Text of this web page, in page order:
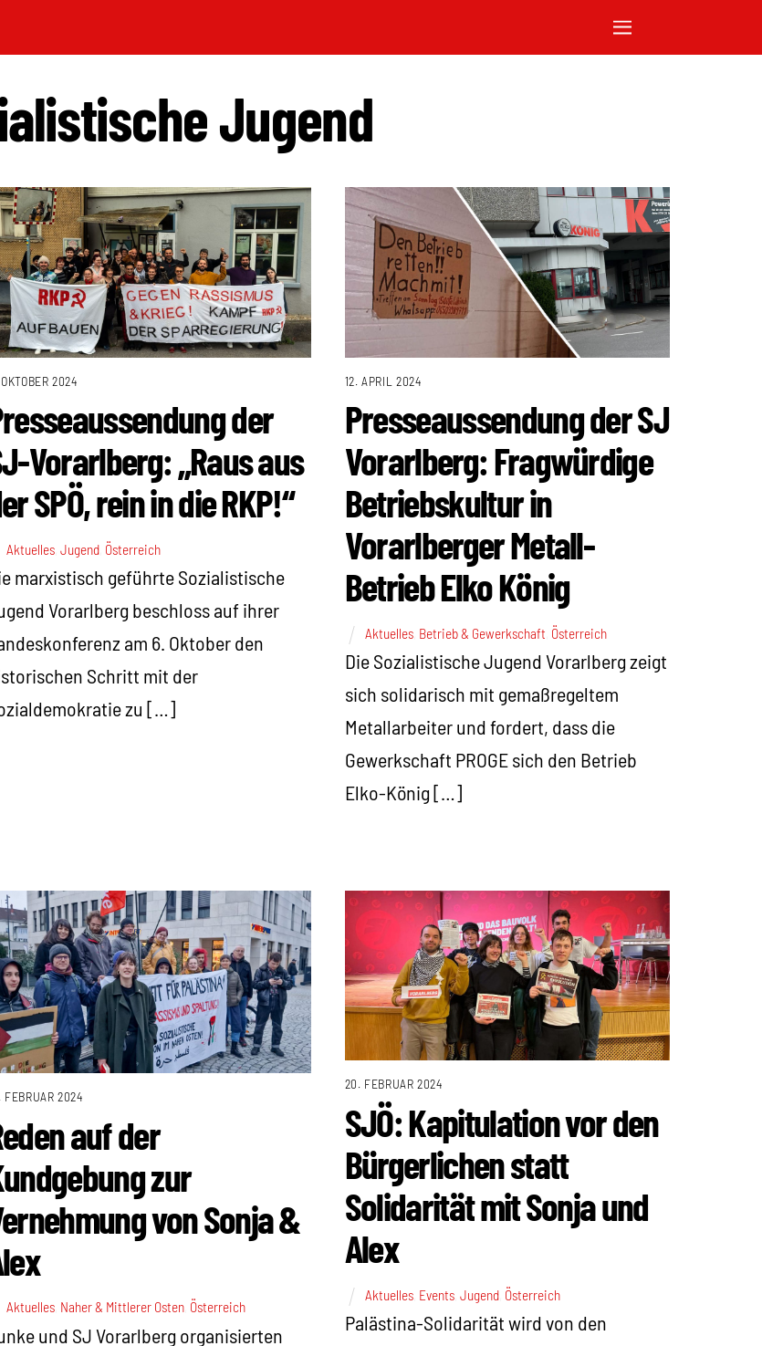
Jugend
OKTOBER 2024
der
Vorarlberg: „Raus aus
SPÖ, rein in die RKP!“
Aktuelles, Jugend, Österreich
marxistisch geführte Sozialistische
Vorarlberg beschloss auf ihrer
am 6. Oktober den
Schritt mit der
zu […]
12. APRIL 2024
Presseaussendung der SJ
Vorarlberg: Fragwürdige
Betriebskultur in
Vorarlberger Metall-
Betrieb Elko König
Aktuelles, Betrieb & Gewerkschaft Österreich
Die Sozialistische Jugend Vorarlberg zeigt
sich solidarisch mit gemaßregeltem
Metallarbeiter und fordert, dass die
Gewerkschaft PROGE sich den Betrieb
Elko-König […]
FEBRUAR 2024
auf der
zur
von Sonja &
Aktuelles, Naher & Mittlerer Osten, Österreich
und SJ Vorarlberg organisierten
20. FEBRUAR 2024
SJÖ: Kapitulation vor den
Bürgerlichen statt
Solidarität mit Sonja und
Alex
Aktuelles, Events, Jugend, Österreich
Palästina-Solidarität wird von den